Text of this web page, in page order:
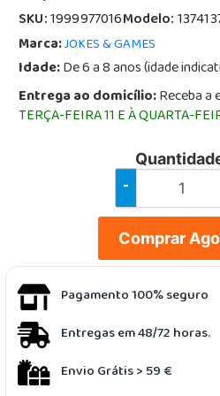
SKU:1999977016Modelo:
Marca:JOKES & GAMES
Idade:De 6 a 8 anos (idade
Entrega ao domicílio:Receba
TERÇA-FEIRA 11 E À QUARTA-
-
Comprar
Pagamento 100% seguro
Entregas em 48/72 horas.
Envio Grátis > 59 €